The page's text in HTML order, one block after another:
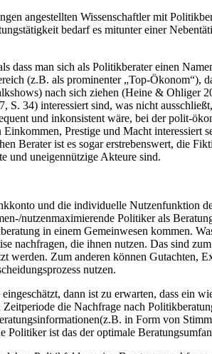
angestellten Wissenschaftler mit
bedarf es mitunter einer
dass man sich als Politikberater einen
(z.B. als prominenter „Top-Ökonom“),
nach sich ziehen (Heine & Ohliger
34) interessiert sind, was nicht
und inkonsistent wäre, bei der polit-
Prestige und Macht
Berater ist es sogar erstrebenswert, die
und uneigennützige Akteure sind.
und die individuelle Nutzenfunktion
nutzenmaximierende Politiker als
in einem Gemeinwesen kommen.
nachfragen, die ihnen nutzen. Das sind
werden. Zum anderen können Gutachten,
nutzen.
dann ist zu erwarten, dass ein
die Nachfrage nach
in Form von
Politiker ist das der optimale